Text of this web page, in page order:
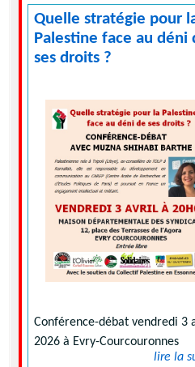
Quelle stratégie pour
Palestine face au déni
ses droits ?
Conférence-débat vendredi 3
2026 à Evry-Courcouronnes
lire la